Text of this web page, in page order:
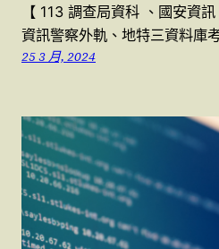
【 113 調查局資科 、國安資
資訊警察外軌、地特三資料庫
25 3 月, 2024